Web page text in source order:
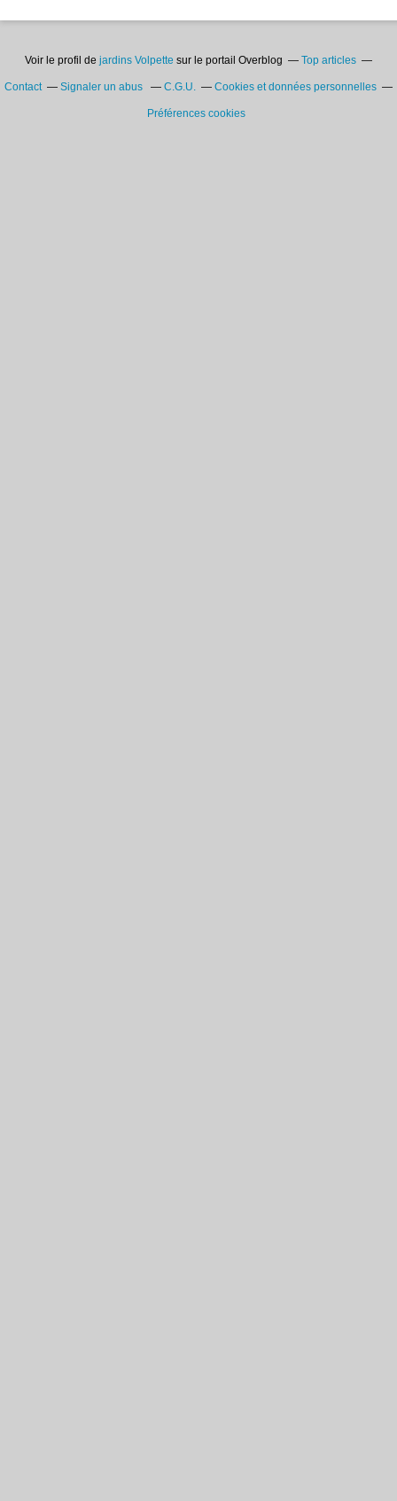
Voir le profil de jardins Volpette sur le portail Overblog Top articles
Contact Signaler un abus C.G.U. Cookies et données personnelles
Préférences cookies